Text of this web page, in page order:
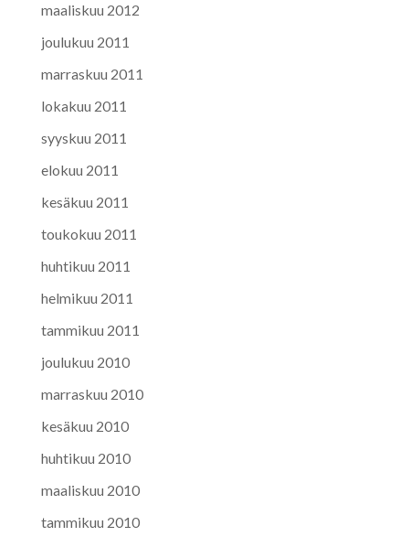
maaliskuu 2012
joulukuu 2011
marraskuu 2011
lokakuu 2011
syyskuu 2011
elokuu 2011
kesäkuu 2011
toukokuu 2011
huhtikuu 2011
helmikuu 2011
tammikuu 2011
joulukuu 2010
marraskuu 2010
kesäkuu 2010
huhtikuu 2010
maaliskuu 2010
tammikuu 2010